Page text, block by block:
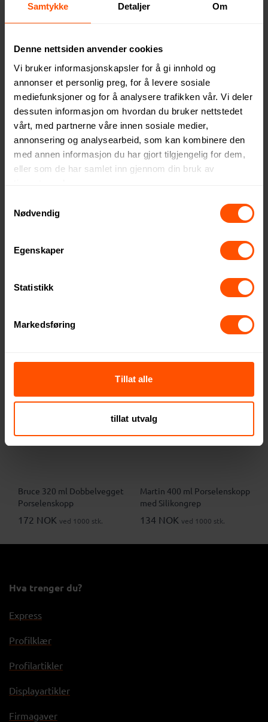
Samtykke Detaljer Om
Denne nettsiden anvender cookies
Vi bruker informasjonskapsler for å gi innhold og
annonser et personlig preg, for å levere sosiale
mediefunksjoner og for å analysere trafikken vår. Vi deler
dessuten informasjon om hvordan du bruker nettstedet
vårt, med partnerne våre innen sosiale medier,
annonsering og analysearbeid, som kan kombinere den
med annen informasjon du har gjort tilgjengelig for dem,
eller som de har samlet inn gjennom din bruk av
Nødvendig
Egenskaper
Statistikk
Markedsføring
Tillat alle
tillat utvalg
Luxemburg 160 ml
50.50 NOK ved 100 stk.
Oliver 370 ml Porselenskopp
127 NOK ved 1000 stk.
ved 1000 stk.
Bruce 320 ml Dobbelvegget
Porselenskopp
172 NOK ved 1000 stk.
Martin 400 ml Porselenskopp
med Silikongrep
134 NOK ved 1000 stk.
Hva trenger du?
Express
Profilklær
Profilartikler
Displayartikler
Firmagaver